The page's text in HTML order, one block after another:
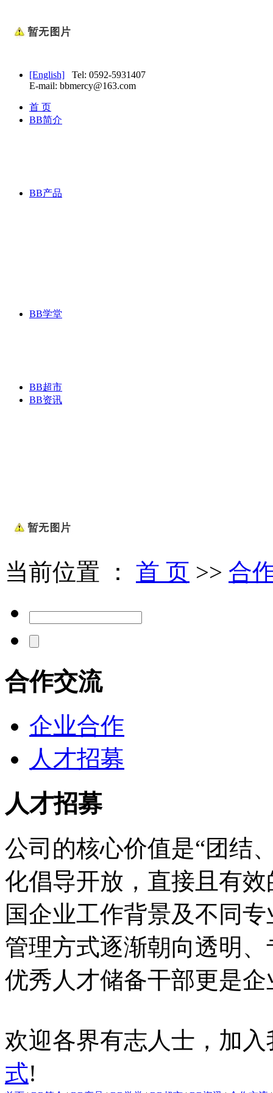
[English] Tel: 0592-5931407
E-mail: bbmercy@163.com
首 页
BB简介
BB产品
BB学堂
BB超市
BB资讯
当前位置 ： 首 页 >> 合
合作交流
企业合作
人才招募
人才招募
公司的核心价值是“团结
化倡导开放，直接且有
国企业工作背景及不同
管理方式逐渐朝向透明
优秀人才储备干部更是
欢迎各界有志人士，加
式!